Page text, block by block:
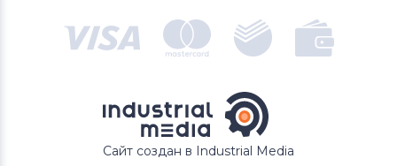
Сайт создан в Industrial Media